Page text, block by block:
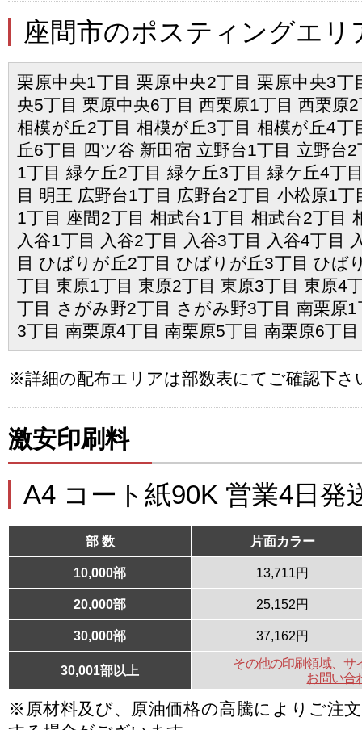
座間市のポスティングエリ
栗原中央1丁目 栗原中央2丁目 栗原中央3
央5丁目 栗原中央6丁目 西栗原1丁目 西栗原
相模が丘2丁目 相模が丘3丁目 相模が丘4丁
丘6丁目 四ツ谷 新田宿 立野台1丁目 立野台
1丁目 緑ケ丘2丁目 緑ケ丘3丁目 緑ケ丘4丁
目 明王 広野台1丁目 広野台2丁目 小松原1
1丁目 座間2丁目 相武台1丁目 相武台2丁目
入谷1丁目 入谷2丁目 入谷3丁目 入谷4丁目
目 ひばりが丘2丁目 ひばりが丘3丁目 ひば
丁目 東原1丁目 東原2丁目 東原3丁目 東原4
丁目 さがみ野2丁目 さがみ野3丁目 南栗原
3丁目 南栗原4丁目 南栗原5丁目 南栗原6丁
※詳細の配布エリアは部数表にてご確認下さ
激安印刷料
A4 コート紙90K 営業4日発
部 数 片面カラー
10,000部 13,711円
20,000部 25,152円
30,000部 37,162円
30,001部以上
その他の印刷領域、サ
お問い合
※原材料及び、原油価格の高騰によりご注